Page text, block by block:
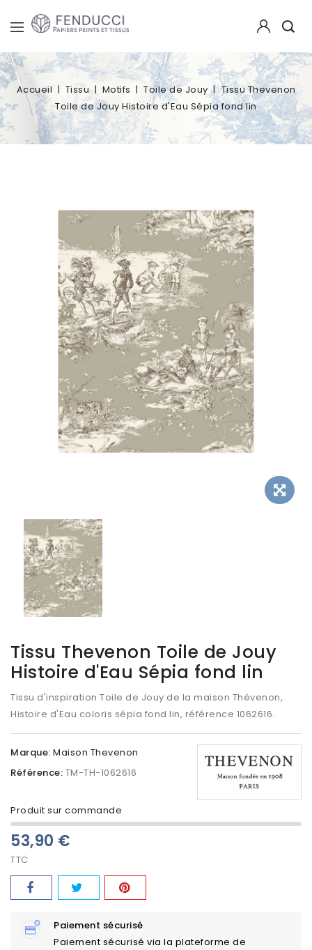
Accueil Tissu Motifs Toile de Jouy
Tissu Thevenon
Toile de Jouy Histoire d'Eau Sépia fond lin
Tissu Thevenon Toile de Jouy
Histoire d'Eau Sépia fond lin
Tissu d'inspiration Toile de Jouy de la maison Thévenon,
Histoire d'Eau coloris sépia fond lin, référence 1062616.
Marque: Maison Thevenon
Référence: TM-TH-1062616
Produit sur commande
53,90 €
TTC
Paiement sécurisé
Paiement sécurisé via la plateforme de